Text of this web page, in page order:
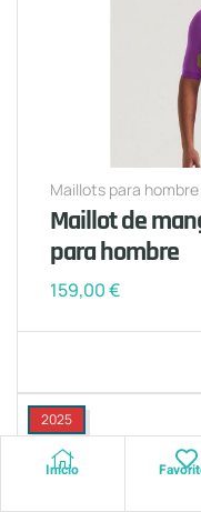
Maillots para hombre
Maillot de
para hombre
159,00€
2025
Inicio